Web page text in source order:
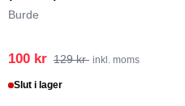
Burde
100 kr 129 kr inkl. moms
Slut i lager